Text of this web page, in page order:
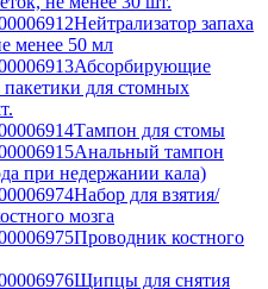
Нейтрализатор запаха
менее 50 мл
Абсорбирующие
для стомных
Тампон для стомы
Анальный тампон
при недержании кала)
Набор для взятия/
мозга
Проводник костного
Щипцы для снятия